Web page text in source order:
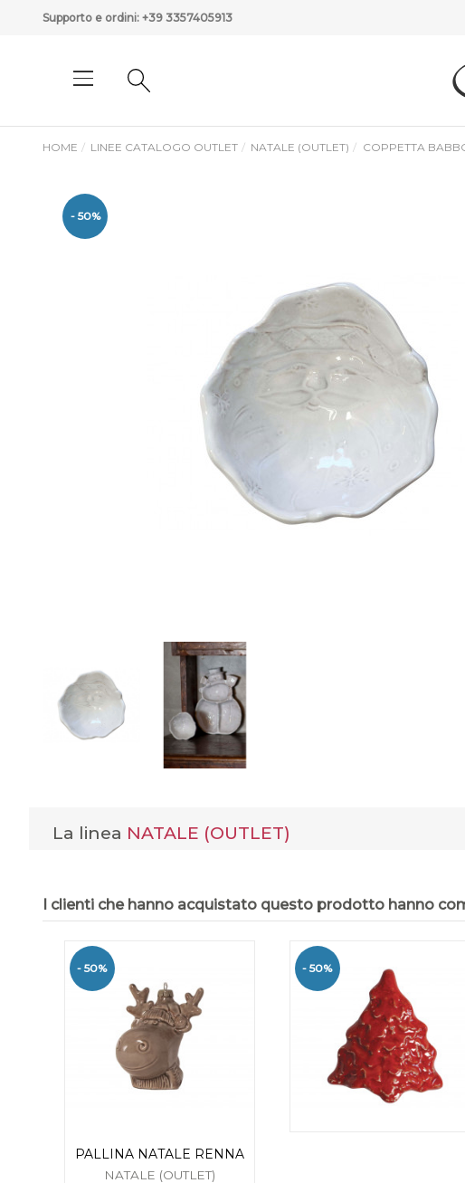
Supporto e ordini: +39 3357405913
HOME LINEE CATALOGO OUTLET NATALE (OUTLET) COPPETTA
- 50%
La linea NATALE (OUTLET)
I clienti che hanno acquistato questo prodotto hanno
- 50%
PALLINA NATALE RENNA
NATALE (OUTLET)
- 50%